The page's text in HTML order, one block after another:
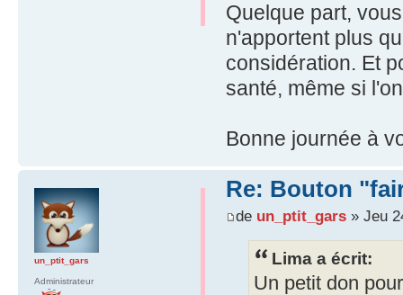
Quelque part,
n'apportent plus
considération. Et
santé, même si
Bonne journée à
Re: Bouton
de un_ptit_gars» Jeu
Lima a écrit:
Un petit don
un_ptit_gars
Administrateur